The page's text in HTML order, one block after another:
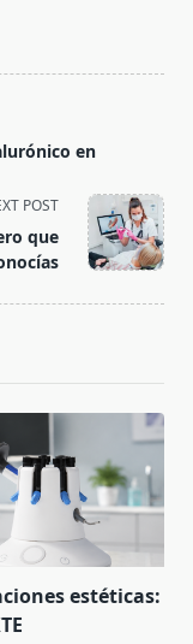
en
POST
que
estéticas: